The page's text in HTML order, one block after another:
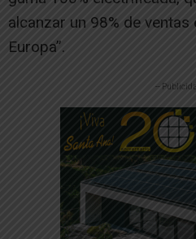
alcanzar un 98% de
Europa”.
--